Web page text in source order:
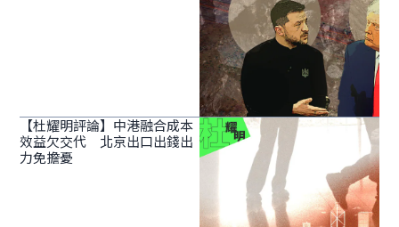
【杜耀明評論】中港融合成本
效益欠交代 北京出口出錢出
力免擔憂